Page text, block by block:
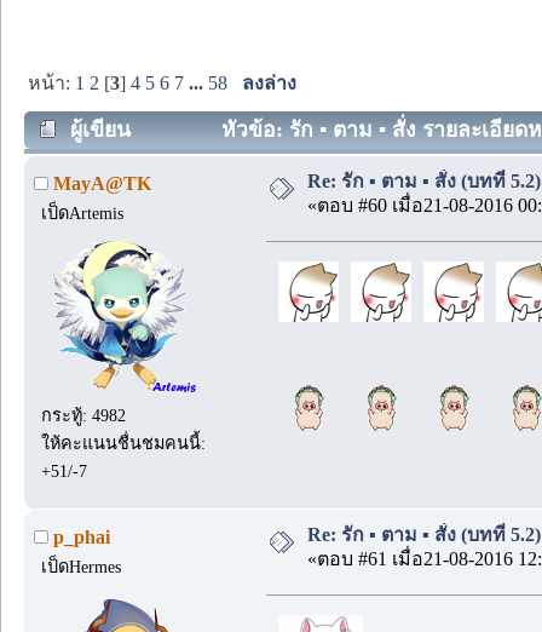
หน้า: 1 2 [3]4 5 6 7 ... 58 ลงล่าง
ผู้เขียน หัวข้อ: รัก ▪️ ตาม ▪️ สั่ง รายละเอียด
MayA@TK
เป็ดArtemis
กระทู้: 4982
ให้คะแนนชื่นชมคนนี้:
+51/-7
Re: รัก ▪️ ตาม ▪️ สั่ง (บทที่ 5.2)
«ตอบ #60 เมื่อ21-08-2016
p_phai
เป็ดHermes
Re: รัก ▪️ ตาม ▪️ สั่ง (บทที่ 5.2)
«ตอบ #61 เมื่อ21-08-2016